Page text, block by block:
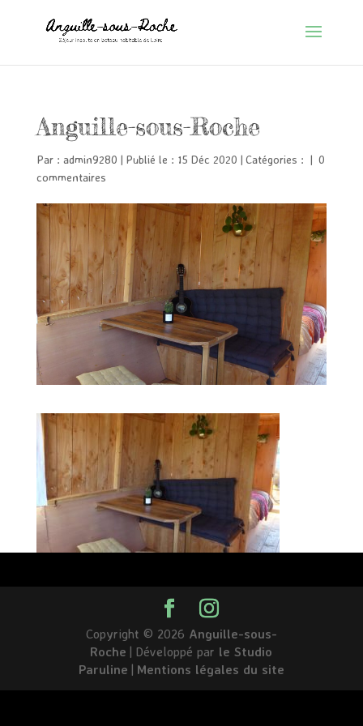
Anguille-sous-Roche
Par : admin9280 | Publié le : 15 Déc 2020 | Catégories : | 0
commentaires
Copyright © 2026 Anguille-sous-
Roche | Développé par le Studio
Paruline | Mentions légales du site